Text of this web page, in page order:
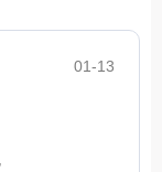
01-13